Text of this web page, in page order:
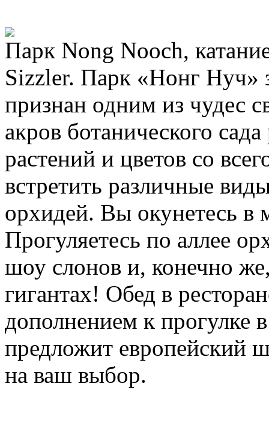
Парк Nong Nooch,
Sizzler. Парк «Нонг Нуч»
признан одним из чудес
акров ботанического
растений и цветов со
встретить различные
орхидей. Вы окунетесь в
Прогуляетесь по аллее
шоу слонов и, конечно
гигантах! Обед в
дополнением к прогулке
предложит европейский
на ваш выбор.